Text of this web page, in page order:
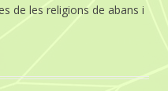
de les religions de abans i